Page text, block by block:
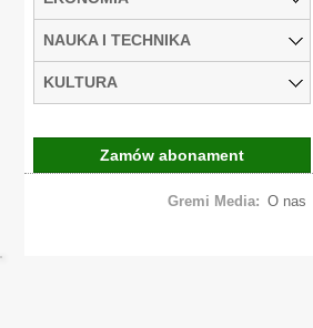
NAUKA I TECHNIKA
KULTURA
Zamów abonament
Gremi Media: O nas